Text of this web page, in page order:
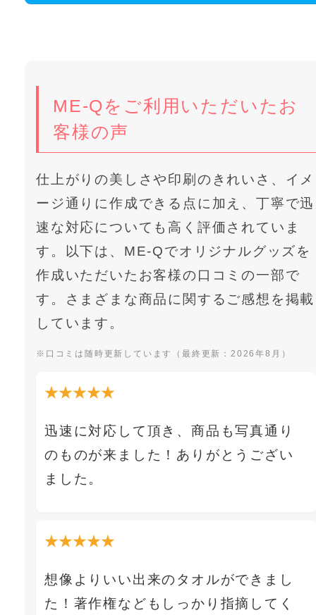
ME-Qをご利用いただいたお
客様の声
仕上がりの美しさや印刷のきれいさ、イメ
ージ通りに作成できる点に加え、丁寧で迅
速な対応についても高く評価されていま
す。以下は、ME-Qでオリジナルグッズを
作成いただいたお客様の口コミの一部で
す。さまざまな商品に関するご感想を掲載
しています。
※口コミは随時更新しています（最終更新：2026年8月）
★★★★★
迅速に対応して頂き、商品も写真通り
のものが来ました！ありがとうござい
ました。
★★★★★
想像よりいい出来のタオルができまし
た！著作権などもしっかり指摘してく